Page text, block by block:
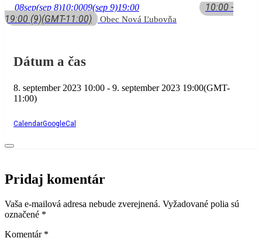
08sep(sep 8)10:0009(sep 9)19:00
10:00 -
19:00 (9)(GMT-11:00) Obec Nová Ľubovňa
Dátum a čas
8. september 2023 10:00 - 9. september 2023 19:00(GMT-
11:00)
CalendarGoogleCal
Pridaj komentár
Vaša e-mailová adresa nebude zverejnená. Vyžadované polia sú
označené *
Komentár *